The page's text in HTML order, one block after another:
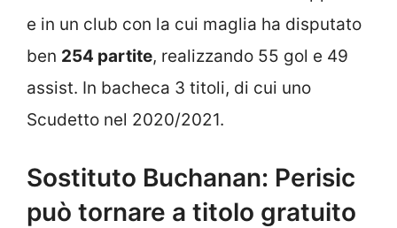
e in un club con la cui maglia ha disputato
ben 254 partite, realizzando 55 gol e 49
assist. In bacheca 3 titoli, di cui uno
Scudetto nel 2020/2021.
Sostituto Buchanan: Perisic
può tornare a titolo gratuito